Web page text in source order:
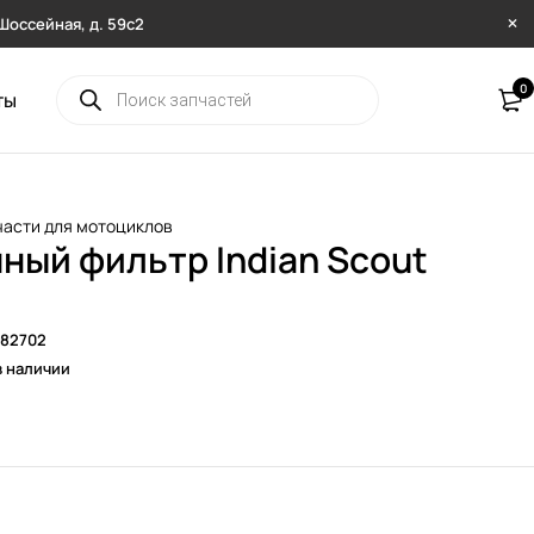
д. 59с2
0
для мотоциклов
фильтр Indian Scout
наличии